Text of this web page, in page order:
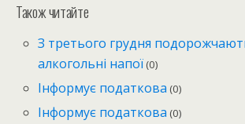
Також читайте
З третього грудня
алкогольні напої (0)
Інформує податкова (0)
Інформує податкова (0)